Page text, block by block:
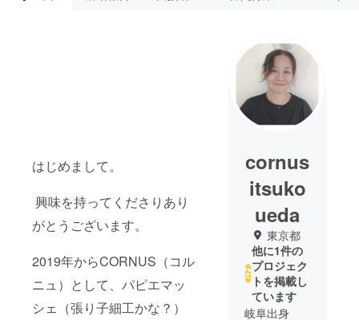
はじめまして。
興味を持ってくださりあり
がとうございます。
2019年からCORNUS（コル
ニュ）として、パピエマッ
シェ（張り子細工かな？）
cornus
itsuko
ueda
東京都
他に1件の
プロジェク
トを掲載し
ています
岐阜出身